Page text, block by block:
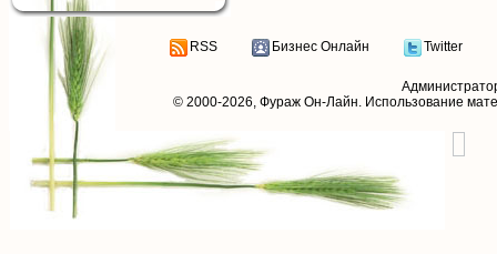
RSS Бизнес Онлайн Twitter
© 2000-2026, Фураж Он-Лайн. Использование